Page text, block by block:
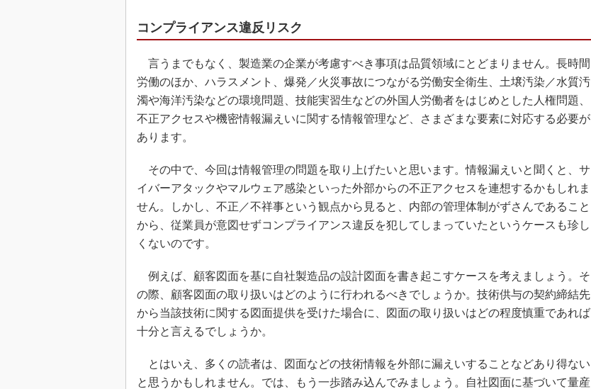
コンプライアンス違反リスク
言うまでもなく、製造業の企業が考慮すべき事項は品質領域にとどまりません。長時間
労働のほか、ハラスメント、爆発／火災事故につながる労働安全衛生、土壌汚染／水質汚
濁や海洋汚染などの環境問題、技能実習生などの外国人労働者をはじめとした人権問題、
不正アクセスや機密情報漏えいに関する情報管理など、さまざまな要素に対応する必要が
あります。
その中で、今回は情報管理の問題を取り上げたいと思います。情報漏えいと聞くと、サ
イバーアタックやマルウェア感染といった外部からの不正アクセスを連想するかもしれま
せん。しかし、不正／不祥事という観点から見ると、内部の管理体制がずさんであること
から、従業員が意図せずコンプライアンス違反を犯してしまっていたというケースも珍し
くないのです。
例えば、顧客図面を基に自社製造品の設計図面を書き起こすケースを考えましょう。そ
の際、顧客図面の取り扱いはどのように行われるべきでしょうか。技術供与の契約締結先
から当該技術に関する図面提供を受けた場合に、図面の取り扱いはどの程度慎重であれば
十分と言えるでしょうか。
とはいえ、多くの読者は、図面などの技術情報を外部に漏えいすることなどあり得ない
と思うかもしれません。では、もう一歩踏み込んでみましょう。自社図面に基づいて量産